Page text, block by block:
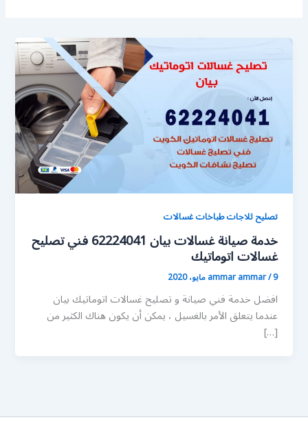
تصليح ثلاجات طباخات غسالات
خدمة صيانة غسالات بيان 62224041 فني تصليح
غسالات اتوماتيك
ammar ammar/9 مايو، 2020
افضل خدمة فني صيانة و تصليح غسالات اتوماتيك بيان
عندما يتعلق الأمر بالغسيل ، يمكن أن يكون هناك الكثير من
[…]